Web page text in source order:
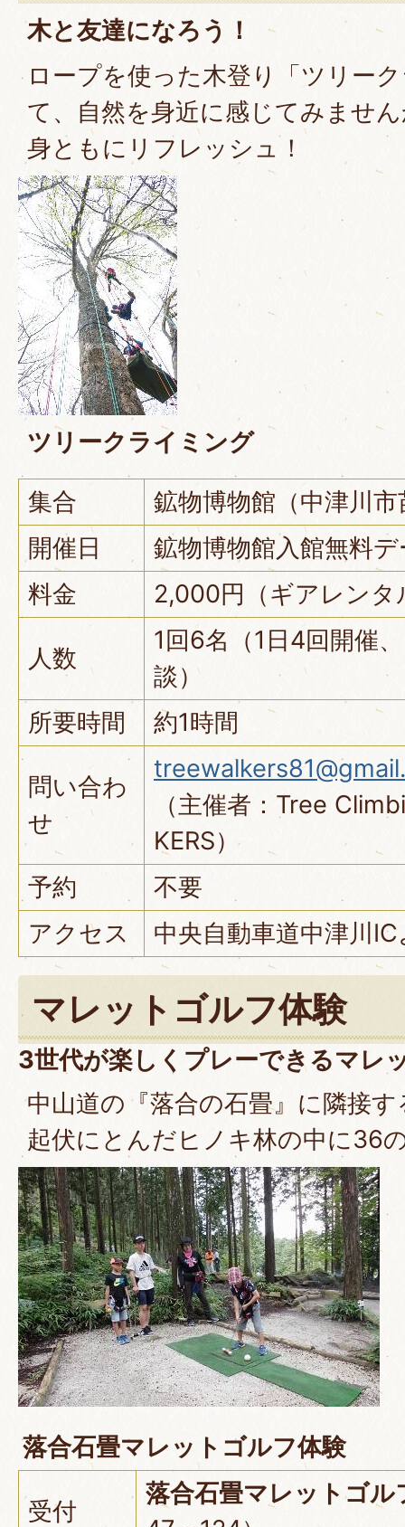
木と友達になろう！
ロープを使った木登り「ツリー
て、自然を身近に感じてみませ
身ともにリフレッシュ！
ツリークライミング
集合
鉱物博物館（中津川
開催日
鉱物博物館入館無料
料金
2,000円（ギアレンタ
人数
1回6名（1日4回開催
談）
所要時間
約1時間
問い合わ
せ
（主催者：Tree
KERS）
予約
不要
アクセス
中央自動車道中津川
マレットゴルフ体験
3世代が楽しくプレーできるマレ
中山道の『落合の石畳』に隣接
起伏にとんだヒノキ林の中に36
落合石畳マレットゴルフ体験
受付
落合石畳マレットゴル